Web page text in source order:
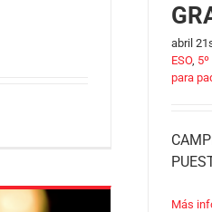
abril
ESO,
para
Más